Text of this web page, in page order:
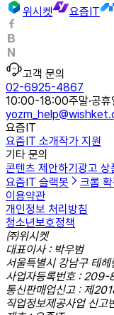
위시켓
요즘IT
고객 문의
02-6925-4867
10:00-18:00주말·공휴
요즘IT
요즘IT 소개작가 지원
기타 문의
콘텐츠 제안하기 광고 상
요즘IT 슬랙봇
크롬
이용약관
개인정보 처리방침
청소년보호정책
㈜위시켓
대표이사 : 박우범
서울특별시 강남구 테
사업자등록번호 :
통신판매업신고 : 제
직업정보제공사업 신